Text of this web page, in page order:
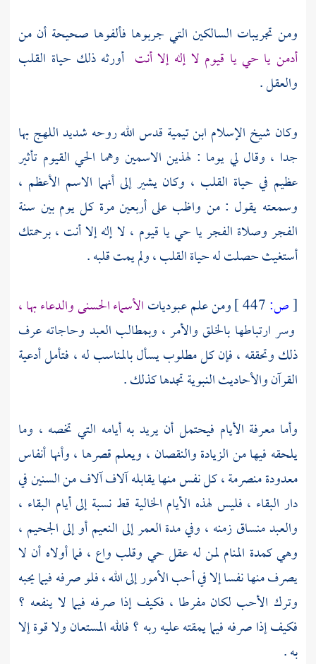
ومن تجريبات السالكين التي جربوها فألفوها صحيحة أن من
أدمن يا حي يا قيوم لا إله إلا أنت أورثه ذلك حياة القلب
والعقل .
وكان شيخ الإسلام ابن تيمية قدس الله روحه شديد اللهج بها
جدا ، وقال لي يوما : لهذين الاسمين وهما الحي القيوم تأثير
عظيم في حياة القلب ، وكان يشير إلى أنهما الاسم الأعظم ،
وسمعته يقول : من واظب على أربعين مرة كل يوم بين سنة
الفجر وصلاة الفجر يا حي يا قيوم ، لا إله إلا أنت ، برحمتك
أستغيث حصلت له حياة القلب ، ولم يمت قلبه .
[ص: ومن علم عبودياتالأسماء الحسنى والدعاء بها ،
وسر ارتباطها بالخلق والأمر ، وبمطالب العبد وحاجاته عرف
ذلك وتحققه ، فإن كل مطلوب يسأل بالمناسب له ، فتأمل أدعية
القرآن والأحاديث النبوية تجدها كذلك .
وأما معرفة الأيام فيحتمل أن يريد به أيامه التي تخصه ، وما
يلحقه فيها من الزيادة والنقصان ، ويعلم قصرها ، وأنها أنفاس
معدودة منصرمة ، كل نفس منها يقابله آلاف آلاف من السنين في
دار البقاء ، فليس لهذه الأيام الخالية قط نسبة إلى أيام البقاء ،
والعبد منساق زمنه ، وفي مدة العمر إلى النعيم أو إلى الجحيم ،
وهي كمدة المنام لمن له عقل حي وقلب واع ، فما أولاه أن لا
يصرف منها نفسا إلا في أحب الأمور إلى الله ، فلو صرفه فيما يحبه
وترك الأحب لكان مفرطا ، فكيف إذا صرفه فيما لا ينفعه ؟
فكيف إذا صرفه فيما يمقته عليه ربه ؟ فالله المستعان ولا قوة إلا
به .